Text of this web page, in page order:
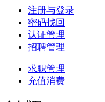
注册与登录
密码找回
认证管理
招聘管理
求职管理
充值消费